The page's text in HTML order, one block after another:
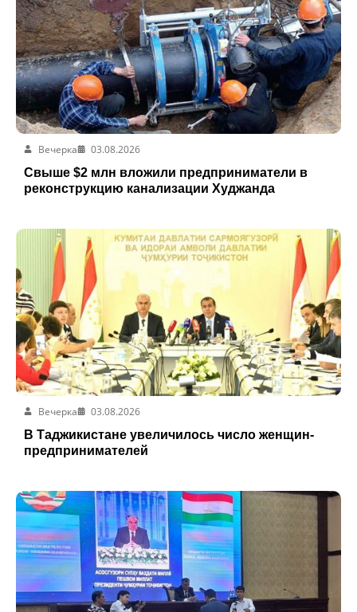
Вечерка
03.08.2026
Свыше $2 млн вложили предприниматели в
реконструкцию канализации Худжанда
Вечерка
03.08.2026
В Таджикистане увеличилось число женщин-
предпринимателей